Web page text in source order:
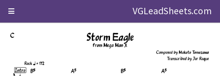
VGLeadSheets.com